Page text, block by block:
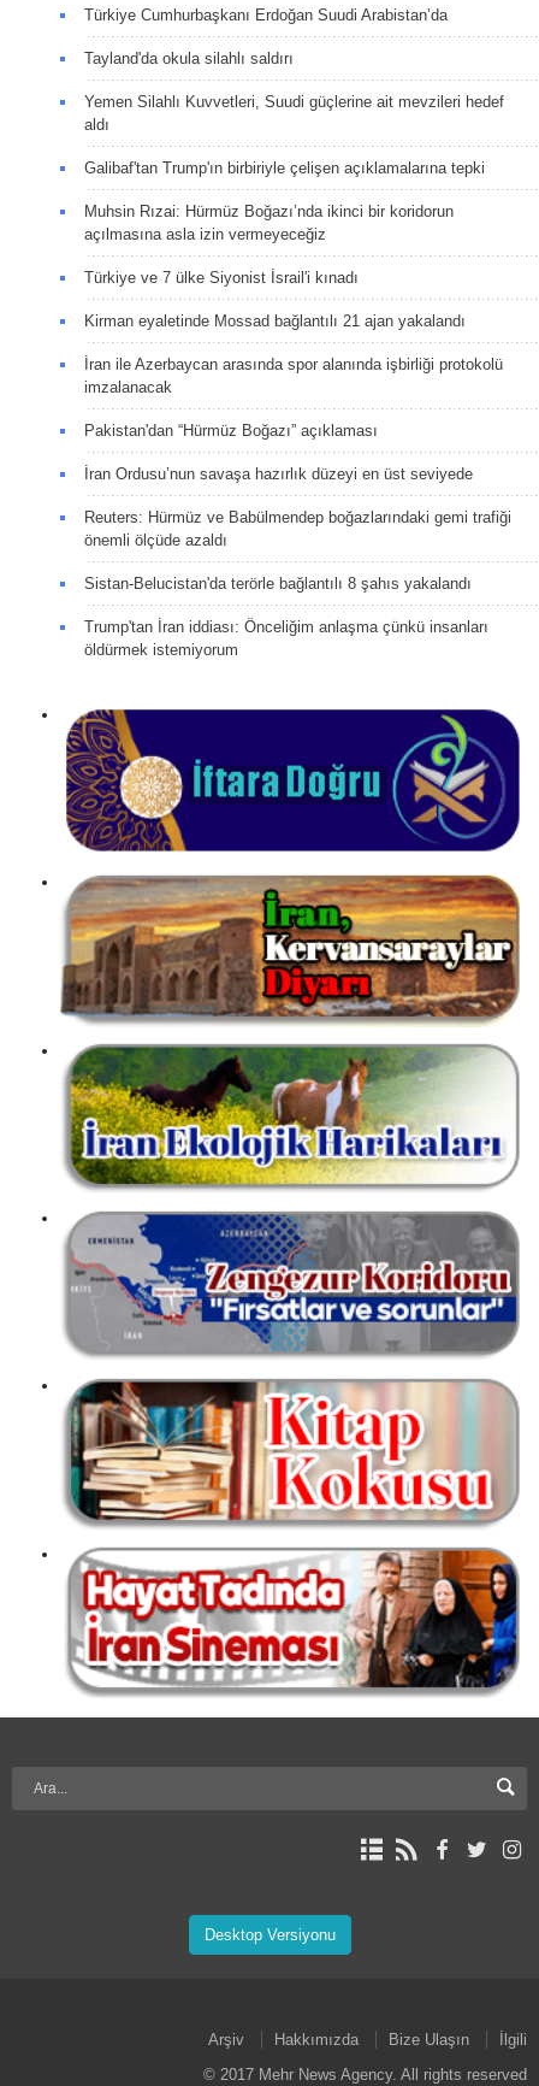
Türkiye Cumhurbaşkanı Erdoğan Suudi Arabistan’da
Tayland'da okula silahlı saldırı
Yemen Silahlı Kuvvetleri, Suudi güçlerine ait mevzileri hedef
aldı
Galibaf'tan Trump'ın birbiriyle çelişen açıklamalarına tepki
Muhsin Rızai: Hürmüz Boğazı’nda ikinci bir koridorun
açılmasına asla izin vermeyeceğiz
Türkiye ve 7 ülke Siyonist İsrail'i kınadı
Kirman eyaletinde Mossad bağlantılı 21 ajan yakalandı
İran ile Azerbaycan arasında spor alanında işbirliği protokolü
imzalanacak
Pakistan'dan “Hürmüz Boğazı” açıklaması
İran Ordusu’nun savaşa hazırlık düzeyi en üst seviyede
Reuters: Hürmüz ve Babülmendep boğazlarındaki gemi trafiği
önemli ölçüde azaldı
Sistan-Belucistan'da terörle bağlantılı 8 şahıs yakalandı
Trump'tan İran iddiası: Önceliğim anlaşma çünkü insanları
öldürmek istemiyorum
Desktop Versiyonu
Arşiv Hakkımızda Bize Ulaşın
İlgili
© 2017 Mehr News Agency. All rights reserved